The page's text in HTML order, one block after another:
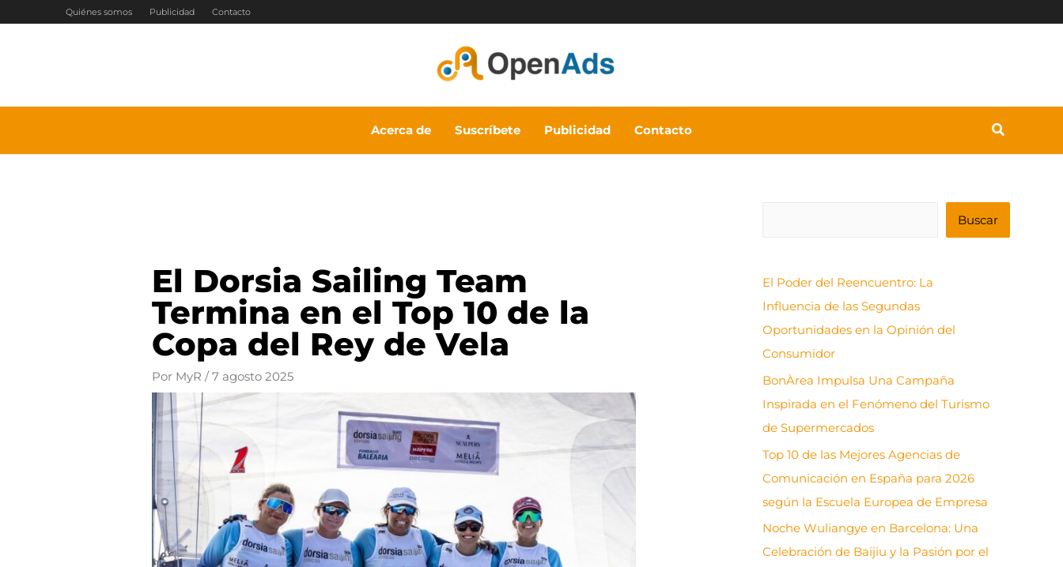
Quiénes somos Publicidad Contacto
Acerca de Suscríbete Publicidad Contacto
El Dorsia Sailing Team
Termina en el Top 10 de la
Copa del Rey de Vela
Por MyR/7 agosto 2025
c
a
r
Buscar
El Poder del Reencuentro: La
Influencia de las Segundas
Oportunidades en la Opinión del
Consumidor
BonÀrea Impulsa Una Campaña
Inspirada en el Fenómeno del Turismo
de Supermercados
Top 10 de las Mejores Agencias de
Comunicación en España para 2026
según la Escuela Europea de Empresa
Noche Wuliangye en Barcelona: Una
Celebración de Baijiu y la Pasión por el